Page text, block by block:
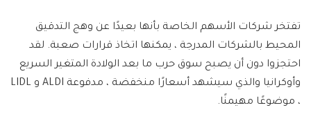
تفتخر شركات الأسهم الخاصة بأنها بعيدًا عن وهج التدقيق
المحيط بالشركات المدرجة ، يمكنها اتخاذ قرارات صعبة. لقد
احتجزوا دون أن يصبح سوق حرب ما بعد الولادة المتغير السريع
وأوكرانيا والذي سيشهد أسعارًا منخفضة ، مدفوعة ALDI و LIDL
، موضوعًا مهيمنًا.